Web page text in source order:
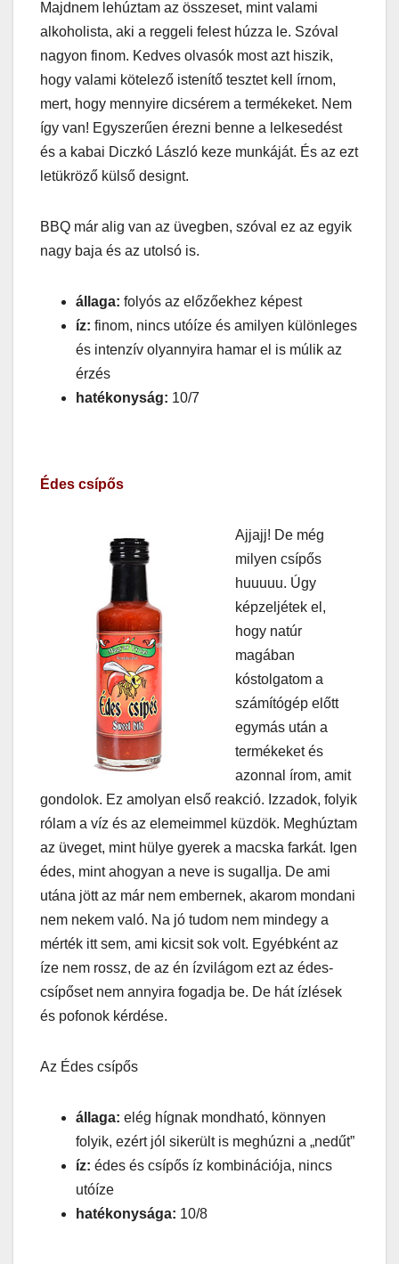
Majdnem lehúztam az összeset, mint valami
alkoholista, aki a reggeli felest húzza le. Szóval
nagyon finom. Kedves olvasók most azt hiszik,
hogy valami kötelező istenítő tesztet kell írnom,
mert, hogy mennyire dicsérem a termékeket. Nem
így van! Egyszerűen érezni benne a lelkesedést
és a kabai Diczkó László keze munkáját. És az ezt
letükröző külső designt.
BBQ már alig van az üvegben, szóval ez az egyik
nagy baja és az utolsó is.
állaga: folyós az előzőekhez képest
íz: finom, nincs utóíze és amilyen különleges
és intenzív olyannyira hamar el is múlik az
érzés
hatékonyság: 10/7
Édes csípős
Ajjajj! De még
milyen csípős
huuuuu. Úgy
képzeljétek el,
hogy natúr
magában
kóstolgatom a
számítógép előtt
egymás után a
termékeket és
azonnal írom, amit
gondolok. Ez amolyan első reakció. Izzadok, folyik
rólam a víz és az elemeimmel küzdök. Meghúztam
az üveget, mint hülye gyerek a macska farkát. Igen
édes, mint ahogyan a neve is sugallja. De ami
utána jött az már nem embernek, akarom mondani
nem nekem való. Na jó tudom nem mindegy a
mérték itt sem, ami kicsit sok volt. Egyébként az
íze nem rossz, de az én ízvilágom ezt az édes-
csípőset nem annyira fogadja be. De hát ízlések
és pofonok kérdése.
Az Édes csípős
állaga: elég hígnak mondható, könnyen
folyik, ezért jól sikerült is meghúzni a „nedűt”
íz: édes és csípős íz kombinációja, nincs
utóíze
hatékonysága: 10/8